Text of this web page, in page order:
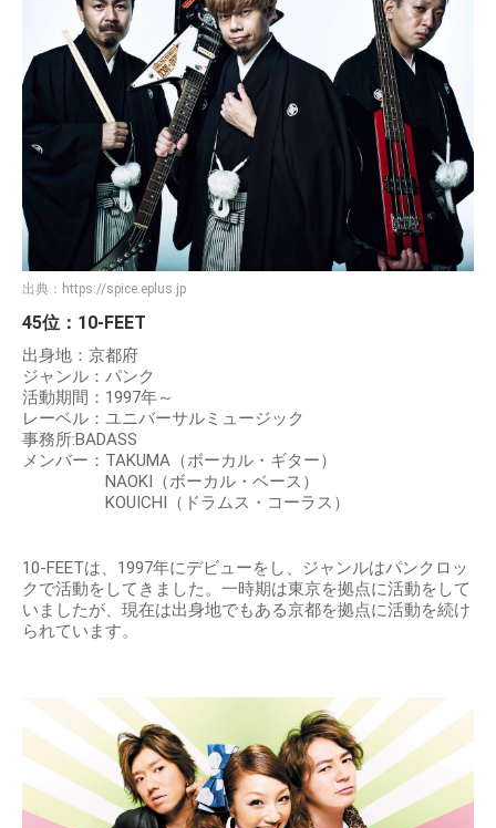
出典： https://spice.eplus.jp
45位：10-FEET
出身地：京都府
ジャンル：パンク
活動期間：1997年～
レーベル：ユニバーサルミュージック
事務所:BADASS
メンバー：TAKUMA（ボーカル・ギター）
NAOKI（ボーカル・ベース）
KOUICHI（ドラムス・コーラス）
10-FEETは、1997年にデビューをし、ジャンルはパンクロッ
クで活動をしてきました。一時期は東京を拠点に活動をして
いましたが、現在は出身地でもある京都を拠点に活動を続け
られています。